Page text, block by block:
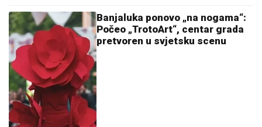
Banjaluka ponovo „na nogama“:
Počeo „TrotoArt“, centar grada
pretvoren u svjetsku scenu